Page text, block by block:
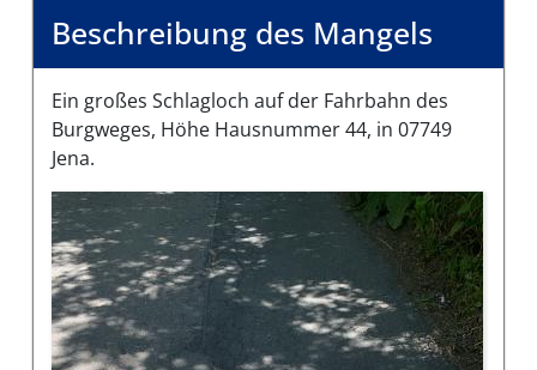
Beschreibung des Mangels
Ein großes Schlagloch auf der Fahrbahn des
Burgweges, Höhe Hausnummer 44, in 07749
Jena.
Bilder des Mangels